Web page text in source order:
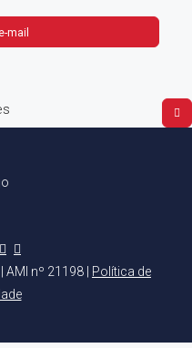
mail
nº 21198 | Política de